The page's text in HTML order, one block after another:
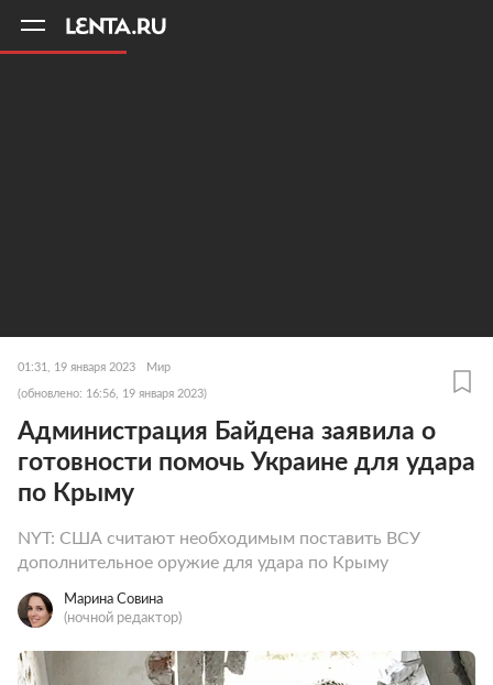
01:31, 19 января 2023 Мир
(обновлено: 16:56, 19 января 2023)
Администрация Байдена заявила о
готовности помочь Украине для удара
по Крыму
NYT: США считают необходимым поставить ВСУ
дополнительное оружие для удара по Крыму
Марина Совина
(ночной редактор)